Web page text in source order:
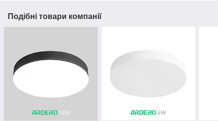
Подібні товари компанії